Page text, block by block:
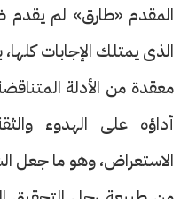
المقدم «طارق» لم يقدم
الذى يمتلك الإجابات
معقدة من الأدلة
أداؤه على الهدوء
الاستعراض، وهو ما جعل